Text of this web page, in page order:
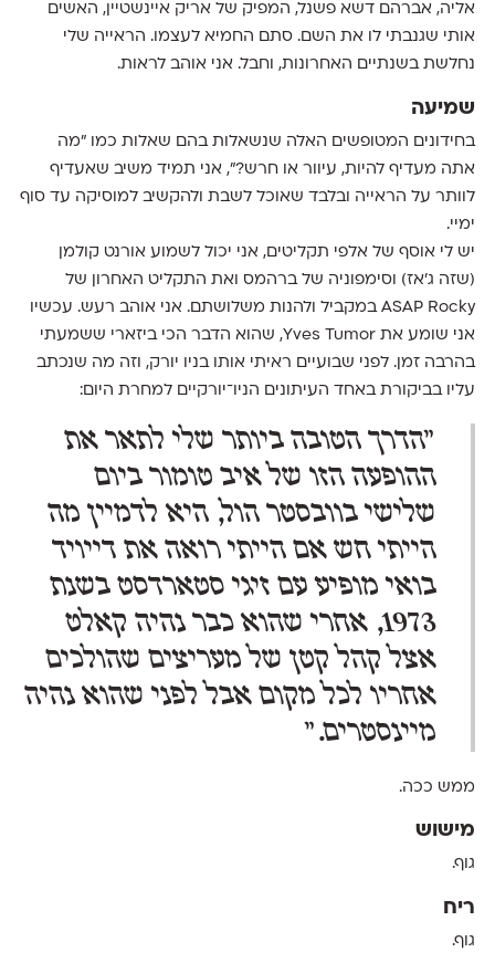
אליה, אברהם דשא פשנל, המפיק של אריק איינשטיין, האשים
אותי שגנבתי לו את השם. סתם החמיא לעצמו. הראייה שלי
נחלשת בשנתיים האחרונות, וחבל. אני אוהב לראות.
שמיעה
בחידונים המטופשים האלה שנשאלות בהם שאלות כמו ״מה
אתה מעדיף להיות, עיוור או חרש?״, אני תמיד משיב שאעדיף
לוותר על הראייה ובלבד שאוכל לשבת ולהקשיב למוסיקה עד סוף
ימיי.
יש לי אוסף של אלפי תקליטים, אני יכול לשמוע אורנט קולמן
(שזה ג׳אז) וסימפוניה של ברהמס ואת התקליט האחרון של
ASAP Rocky במקביל ולהנות משלושתם. אני אוהב רעש. עכשיו
אני שומע את Yves Tumor, שהוא הדבר הכי ביזארי ששמעתי
בהרבה זמן. לפני שבועיים ראיתי אותו בניו יורק, וזה מה שנכתב
עליו בביקורת באחד העיתונים הניו־יורקיים למחרת היום:
״הדרך הטובה ביותר שלי לתאר את
ההופעה הזו של איב טומור ביום
שלישי בוובסטר הול, היא לדמיין מה
הייתי חש אם הייתי רואה את דייויד
בואי מופיע עם זיגי סטארדסט בשנת
1973, אחרי שהוא כבר נהיה קאלט
אצל קהל קטן של מעריצים שהולכים
אחריו לכל מקום אבל לפני שהוא נהיה
מיינסטרים.״
ממש ככה.
מישוש
גוף.
ריח
גוף.